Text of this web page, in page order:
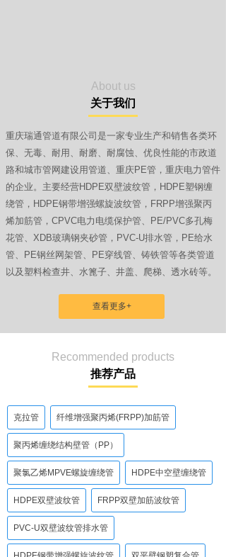
About us
关于我们
重庆瑞通管道有限公司是一家专业生产和销售各类环
保、无毒、耐用、耐磨、耐腐蚀、优良性能的市政道
路和城市管网建设用管道、重庆PE管，重庆电力管件
的企业。主要经营HDPE双壁波纹管，HDPE塑钢缠
绕管，HDPE钢带增强螺旋波纹管，FRPP增强聚丙
烯加筋管，CPVC电力电缆保护管、PE/PVC多孔梅
花管、XDB玻璃钢夹砂管，PVC-U排水管，PE给水
管、PE钢丝网架管、PE穿线管、铸铁管等各类管道
以及塑料检查井、水篦子、井盖、爬梯、透水砖等。
查看更多+
Recommended products
推荐产品
克拉管 纤维增强聚丙烯(FRPP)加筋管
聚丙烯缠绕结构壁管（PP）
聚氯乙烯MPVE螺旋缠绕管 HDPE中空壁缠绕管
HDPE双壁波纹管 FRPP双壁加筋波纹管
PVC-U双壁波纹管排水管